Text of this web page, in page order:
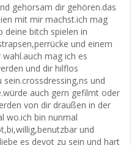
gehorsam dir gehören.das
mit mir machst.ich mag
deine bitch spielen in
und einem
mag ich es
und dir hilflos
sein.crossdressing,ns und
auch gern gefilmt oder
von dir draußen in der
wo.ich bin nunmal
und
es devot zu sein und hart